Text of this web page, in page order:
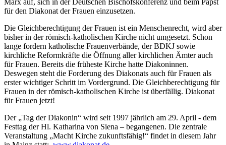
für den Diakonat der Frauen einzusetzen.
Die Gleichberechtigung der Frauen ist ein Menschenrecht, wird aber
bisher in der römisch-katholischen Kirche nicht umgesetzt. Schon
lange fordern katholische Frauenverbände, der BDKJ sowie
kirchliche Reformkräfte die Öffnung aller kirchlichen Ämter auch
für Frauen. Bereits die früheste Kirche hatte Diakoninnen.
Deswegen steht die Forderung des Diakonats auch für Frauen als
erster wichtiger Schritt im Vordergrund. Die Gleichberechtigung für
Frauen in der römisch-katholischen Kirche ist überfällig. Diakonat
für Frauen jetzt!
Der „Tag der Diakonin“ wird seit 1997 jährlich am 29. April - dem
Festtag der Hl. Katharina von Siena – begangenen. Die zentrale
Veranstaltung „Macht Kirche zukunftsfähig!“ findet in diesem Jahr